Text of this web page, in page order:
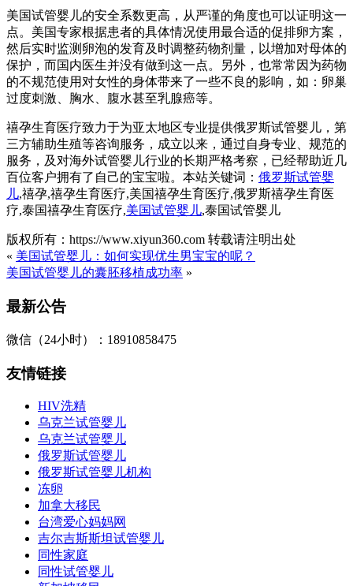
美国试管婴儿的安全系数更高，从严谨的角度也可以证明这一
点。美国专家根据患者的具体情况使用最合适的促排卵方案，
然后实时监测卵泡的发育及时调整药物剂量，以增加对母体的
保护，而国内医生并没有做到这一点。另外，也常常因为药物
的不规范使用对女性的身体带来了一些不良的影响，如：卵巢
过度刺激、胸水、腹水甚至乳腺癌等。
禧孕生育医疗致力于为亚太地区专业提供俄罗斯试管婴儿，第
三方辅助生殖等咨询服务，成立以来，通过自身专业、规范的
服务，及对海外试管婴儿行业的长期严格考察，已经帮助近几
百位客户拥有了自己的宝宝啦。本站关键词： 俄罗斯试管婴
儿,禧孕,禧孕生育医疗,美国禧孕生育医疗,俄罗斯禧孕生育医
疗,泰国禧孕生育医疗,美国试管婴儿,泰国试管婴儿
版权所有：https://www.xiyun360.com 转载请注明出处
« 美国试管婴儿：如何实现优生男宝宝的呢？
美国试管婴儿的囊胚移植成功率 »
最新公告
微信（24小时）：18910858475
友情链接
HIV洗精
乌克兰试管婴儿
乌克兰试管婴儿
俄罗斯试管婴儿
俄罗斯试管婴儿机构
冻卵
加拿大移民
台湾爱心妈妈网
吉尔吉斯斯坦试管婴儿
同性家庭
同性试管婴儿